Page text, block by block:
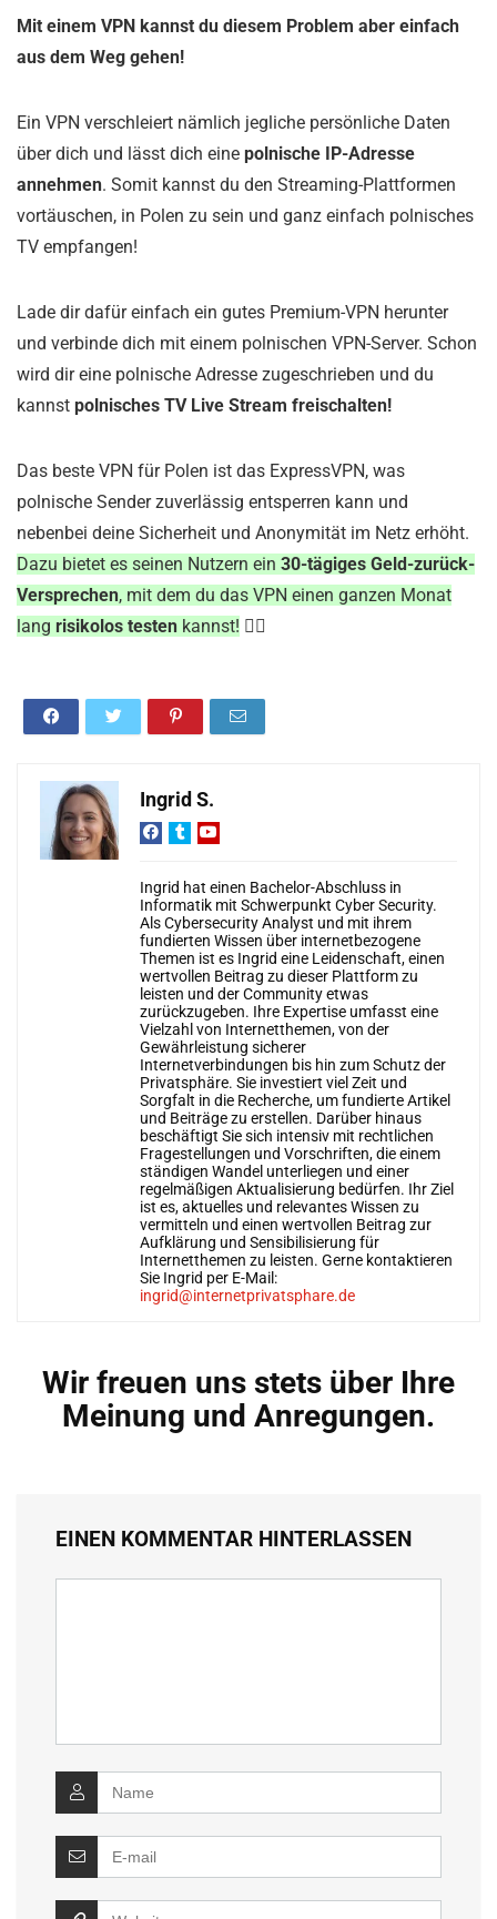
Mit einem VPN kannst du diesem Problem aber einfach
aus dem Weg gehen!
Ein VPN verschleiert nämlich jegliche persönliche Daten
über dich und lässt dich eine polnische IP-Adresse
annehmen. Somit kannst du den Streaming-Plattformen
vortäuschen, in Polen zu sein und ganz einfach polnisches
TV empfangen!
Lade dir dafür einfach ein gutes Premium-VPN herunter
und verbinde dich mit einem polnischen VPN-Server. Schon
wird dir eine polnische Adresse zugeschrieben und du
kannst polnisches TV Live Stream freischalten!
Das beste VPN für Polen ist das ExpressVPN, was
polnische Sender zuverlässig entsperren kann und
nebenbei deine Sicherheit und Anonymität im Netz erhöht.
Dazu bietet es seinen Nutzern ein 30-tägiges Geld-zurück-
Versprechen, mit dem du das VPN einen ganzen Monat
lang risikolos testen kannst! 🧙‍♂️
Ingrid S.
Ingrid hat einen Bachelor-Abschluss in
Informatik mit Schwerpunkt Cyber Security.
Als Cybersecurity Analyst und mit ihrem
fundierten Wissen über internetbezogene
Themen ist es Ingrid eine Leidenschaft, einen
wertvollen Beitrag zu dieser Plattform zu
leisten und der Community etwas
zurückzugeben. Ihre Expertise umfasst eine
Vielzahl von Internetthemen, von der
Gewährleistung sicherer
Internetverbindungen bis hin zum Schutz der
Privatsphäre. Sie investiert viel Zeit und
Sorgfalt in die Recherche, um fundierte Artikel
und Beiträge zu erstellen. Darüber hinaus
beschäftigt Sie sich intensiv mit rechtlichen
Fragestellungen und Vorschriften, die einem
ständigen Wandel unterliegen und einer
regelmäßigen Aktualisierung bedürfen. Ihr Ziel
ist es, aktuelles und relevantes Wissen zu
vermitteln und einen wertvollen Beitrag zur
Aufklärung und Sensibilisierung für
Internetthemen zu leisten. Gerne kontaktieren
Sie Ingrid per E-Mail:
ingrid@internetprivatsphare.de
Wir freuen uns stets über Ihre
Meinung und Anregungen.
EINEN KOMMENTAR HINTERLASSEN